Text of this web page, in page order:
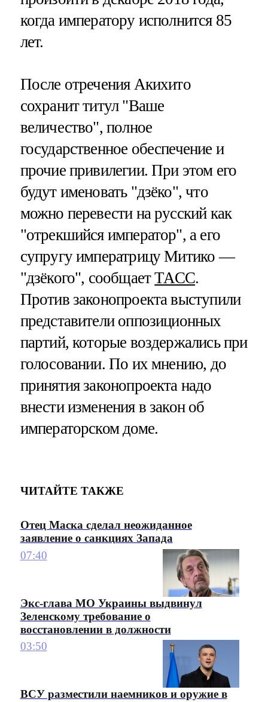
когда императору исполнится 85
лет.
После отречения Акихито
сохранит титул "Ваше
величество", полное
государственное обеспечение и
прочие привилегии. При этом его
будут именовать "дзёко", что
можно перевести на русский как
"отрекшийся император", а его
супругу императрицу Митико —
"дзёкого", сообщаетТАСС.
Против законопроекта выступили
представители оппозиционных
партий, которые воздержались при
голосовании. По их мнению, до
принятия законопроекта надо
внести изменения в закон об
императорском доме.
ЧИТАЙТЕ ТАКЖЕ
Отец Маска сделал неожиданное
заявление о санкциях Запада
07:40
Экс-глава МО Украины выдвинул
Зеленскому требование о
восстановлении в должности
03:50
ВСУ разместили наемников и оружие в